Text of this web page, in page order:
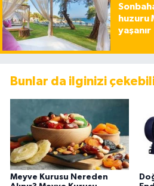
huzuru
yaşanır
Bunlar da ilginizi
Meyve Kurusu Nereden